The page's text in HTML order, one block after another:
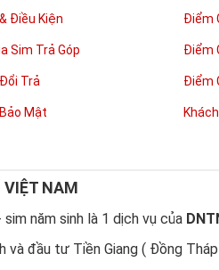
sở hữu sim ngũ quý 5?
được nhiều người quan tâm vì con số
Điều Kiện
Sim Trả Góp
Trả
Mật
Điểm
Điểm
Điểm
VIỆT NAM
năm sinh là 1 dịch vụ của
và đầu tư Tiền Giang ( Đồng